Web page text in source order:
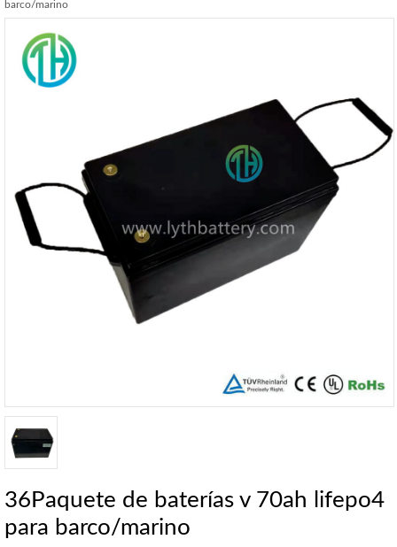
barco/marino
36Paquete de baterías v 70ah lifepo4
para barco/marino